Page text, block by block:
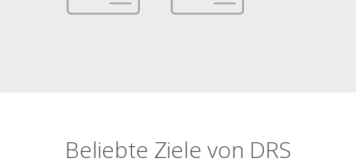
Beliebte Ziele von DRS